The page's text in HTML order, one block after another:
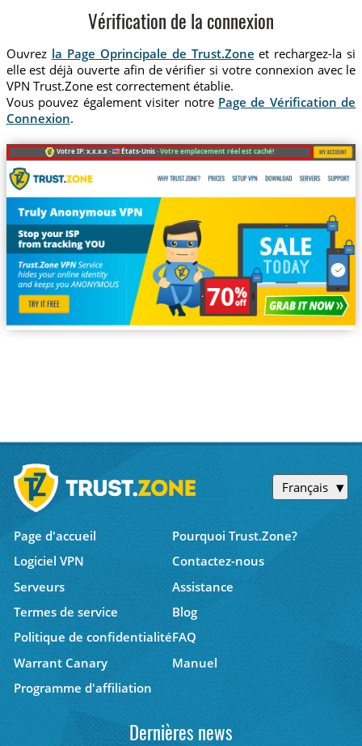
Vérification de la connexion
Ouvrez la Page Oprincipale de Trust.Zone et rechargez-la si
elle est déjà ouverte afin de vérifier si votre connexion avec le
VPN Trust.Zone est correctement établie.
Vous pouvez également visiter notre Page de Vérification de
Connexion.
Votre IP: x.x.x.x · États-Unis ·Votre emplacement réel est caché!
Français
Page d'accueil
Pourquoi Trust.Zone?
Logiciel VPN
Contactez-nous
Serveurs
Assistance
Termes de service
Blog
Politique de confidentialitéFAQ
Warrant Canary
Manuel
Programme d'affiliation
Dernières news